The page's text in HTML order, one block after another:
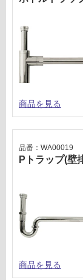
運賃表
商品を見る
Pトラップ(壁
品番：WA00019
商品を見る